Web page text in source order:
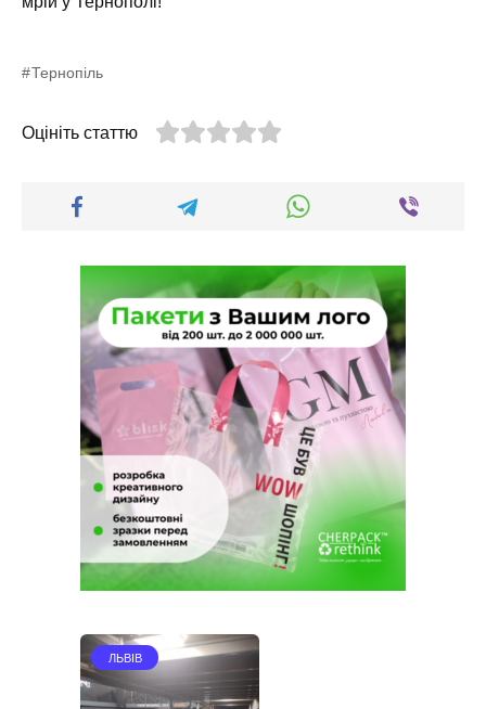
Тернопіль
Оцініть статтю
ЛЬВІВ